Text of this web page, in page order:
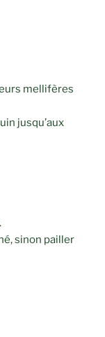
mellifères
jusqu’aux
sinon pailler